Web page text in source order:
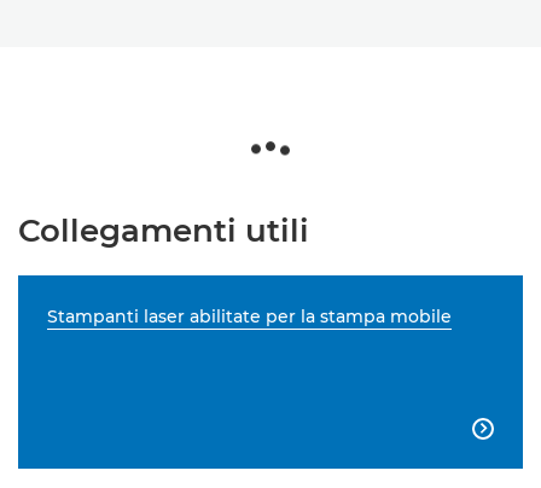
Collegamenti utili
Stampanti laser abilitate per la stampa mobile
